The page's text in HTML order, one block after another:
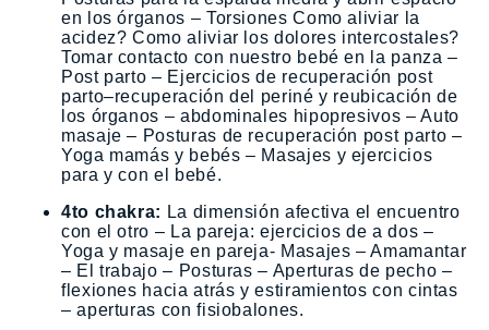
en los órganos – Torsiones Como aliviar la
acidez? Como aliviar los dolores intercostales?
Tomar contacto con nuestro bebé en la panza –
Post parto – Ejercicios de recuperación post
parto–recuperación del periné y reubicación de
los órganos – abdominales hipopresivos – Auto
masaje – Posturas de recuperación post parto –
Yoga mamás y bebés – Masajes y ejercicios
para y con el bebé.
4to chakra: La dimensión afectiva el encuentro
con el otro – La pareja: ejercicios de a dos –
Yoga y masaje en pareja- Masajes – Amamantar
– El trabajo – Posturas – Aperturas de pecho –
flexiones hacia atrás y estiramientos con cintas
– aperturas con fisiobalones.